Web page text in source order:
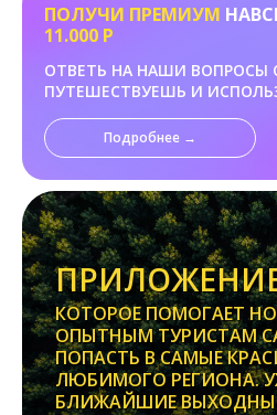
ПОЛУЧИ ПРЕМИУМ
11.000 Р
ОТВЕТЬ НА НАШИ ВОПРОСЫ
ПУТЕШЕСТВУЕШЬ И
Подробнее →
КОТОРОЕ ПОМОГАЕТ
ОПЫТНЫМ ТУРИСТАМ
ПОПАСТЬ В САМЫЕ
ЛЮБИМОГО РЕГИОНА.
БЛИЖАЙШИЕ